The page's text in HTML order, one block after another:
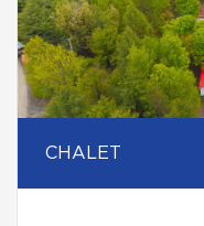
CHALET